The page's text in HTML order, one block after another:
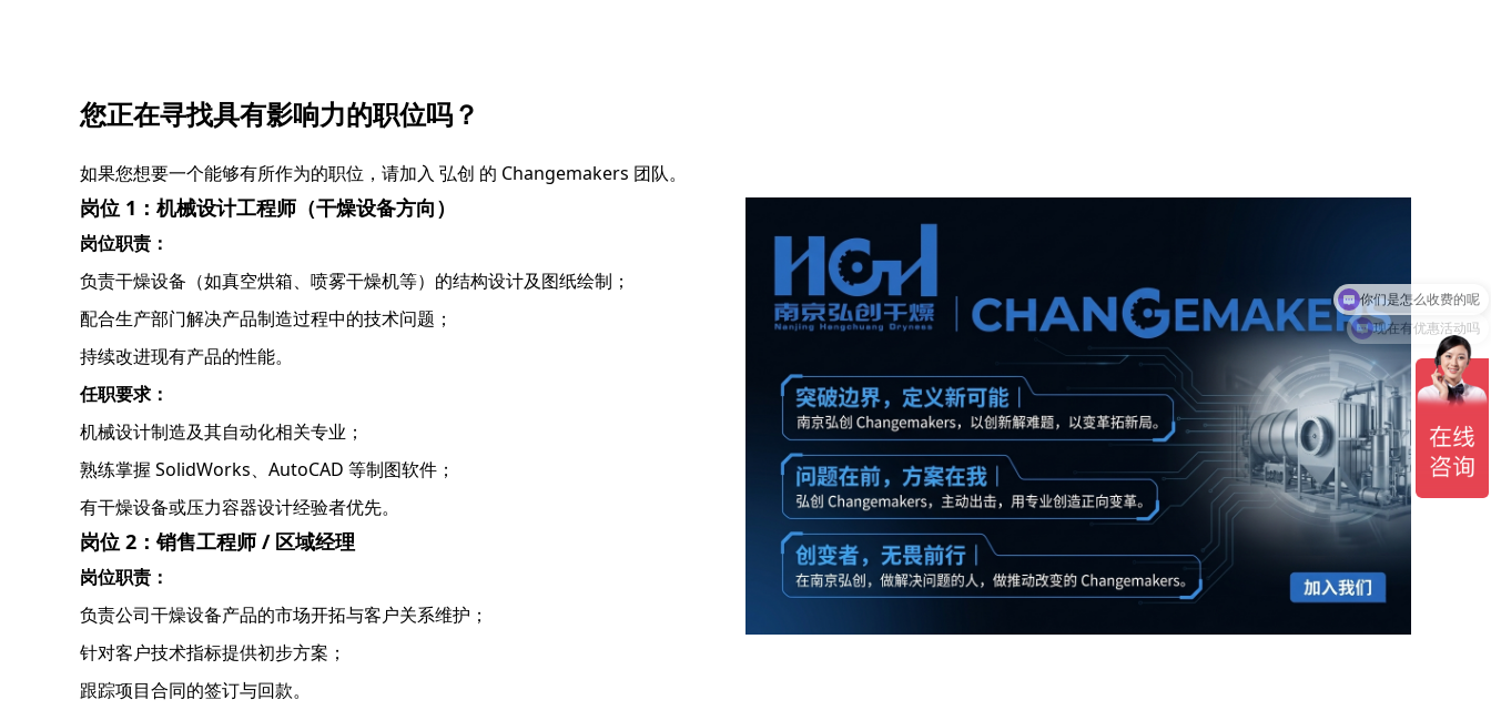
您正在寻找具有影响力的职位吗？
如果您想要一个能够有所作为的职位，请加入 弘创 的 Changemakers 团队。
岗位 1：机械设计工程师（干燥设备方向）
岗位职责：
负责干燥设备（如真空烘箱、喷雾干燥机等）的结构设计及图纸绘制；
配合生产部门解决产品制造过程中的技术问题；
持续改进现有产品的性能。
任职要求：
机械设计制造及其自动化相关专业；
熟练掌握 SolidWorks、AutoCAD 等制图软件；
有干燥设备或压力容器设计经验者优先。
岗位 2：销售工程师 / 区域经理
岗位职责：
负责公司干燥设备产品的市场开拓与客户关系维护；
针对客户技术指标提供初步方案；
跟踪项目合同的签订与回款。
现在有优惠活动吗